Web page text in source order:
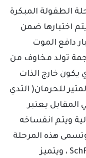
كلاين (1882-1960) مرحلة الطفولة المبكرة
اختبارها ضمن
دافع الموت
تولد مخاوف من
يكون خارج الذات
للحرمان( الثدي
المقابل يعتبر
ويتم انفساخه
هذه المرحلة
الأولى حالة جنون الارتياب الفصاميSchP ، ويتميز